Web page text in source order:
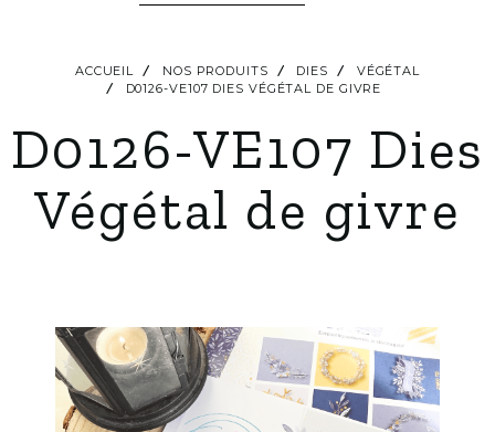
ACCUEIL NOS PRODUITS DIES
VÉGÉTAL
D0126-VE107 DIES VÉGÉTAL DE GIVRE
D0126-VE107 Dies
Végétal de givre